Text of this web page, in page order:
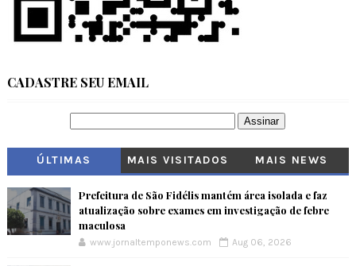
CADASTRE SEU EMAIL
ÚLTIMAS MAIS VISITADOS MAIS NEWS
Prefeitura de São Fidélis mantém área isolada e faz
atualização sobre exames em investigação de febre
maculosa
www.jornaltemponews.com Aug 06, 2026